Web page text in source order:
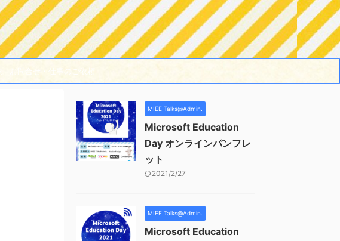
お問合せ・仕事のご依頼
MIEE Talks@Admin.
Microsoft Education
Day オンラインパンフレ
ット
2021/2/27
MIEE Talks@Admin.
Microsoft Education